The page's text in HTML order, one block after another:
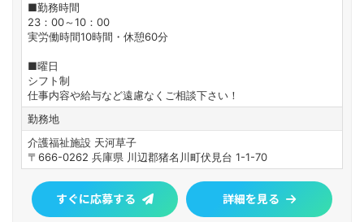
■勤務時間
23：00～10：00
実労働時間10時間・休憩60分
■曜日
シフト制
仕事内容や給与など遠慮なくご相談下さい！
勤務地
介護福祉施設 天河草子
〒666-0262 兵庫県 川辺郡猪名川町伏見台 1-1-70
すぐに応募する 詳細を見る